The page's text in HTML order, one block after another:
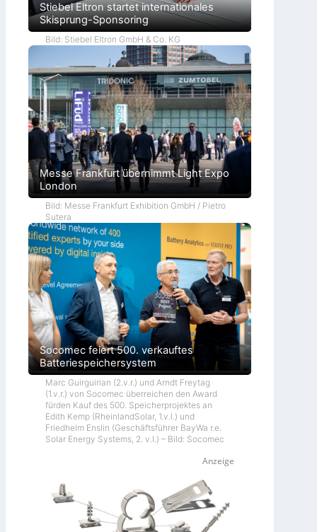
Stiebel Eltron startet internationales
Skisprung-Sponsoring
Bild: Stiebel Eltron GmbH & Co. KG
Messe Frankfurt übernimmt Light Expo
London
Bild: Messe Frankfurt Exhibition GmbH / Pietro
Sutera
Socomec feiert 500. verkauftes
Batteriespeichersystem
Marc Guirguirian (2.v.r.) und Arndt Freytag
(1.v.r.) von Socomec überreichen den Award
fürden Kauf des 500. Speicherprojektes an
Edith Kemp (RheinlandSolar, 1.v.l.) und
Friedhelm Enslin (Geschäftsführer BayWa r.e.
Solar Energy Systems, 2. v.l.) – Bild: Socomec
Anzeige